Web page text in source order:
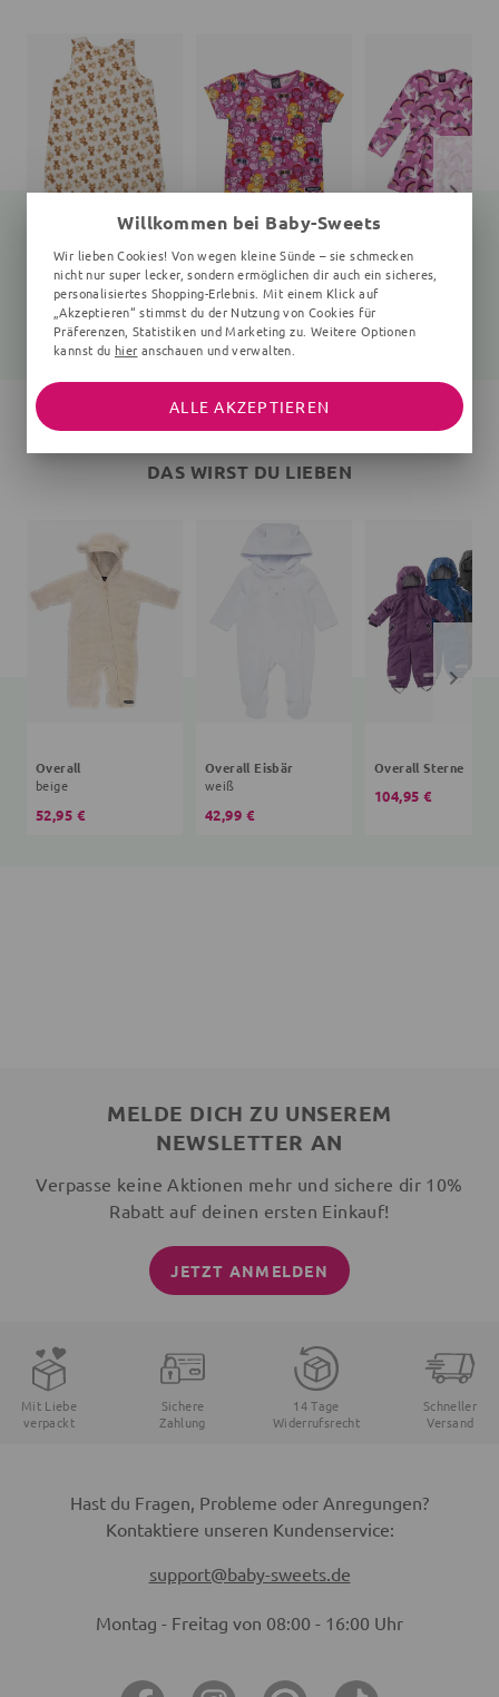
Schlafsack Bär Teddy
creme
33,95 €
T-Shirt
Affen
26,95 €
Vögel, rosa
44,95 €
DAS WIRST DU LIEBEN
Overall
beige
52,95 €
Overall Eisbär
weiß
42,99 €
Overall Sterne
104,95 €
MELDE DICH ZU UNSEREM
NEWSLETTER AN
Verpasse keine Aktionen mehr und sichere dir 10%
Rabatt auf deinen ersten Einkauf!
JETZT ANMELDEN
Mit Liebe
verpackt
Sichere
Zahlung
14 Tage
Widerrufsrecht
Schneller
Versand
Hast du Fragen, Probleme oder Anregungen?
Kontaktiere unseren Kundenservice:
support@baby-sweets.de
Montag - Freitag von 08:00 - 16:00 Uhr
Willkommen bei Baby-Sweets
Wir lieben Cookies! Von wegen kleine Sünde – sie schmecken
nicht nur super lecker, sondern ermöglichen dir auch ein sicheres,
personalisiertes Shopping-Erlebnis. Mit einem Klick auf
„Akzeptieren“ stimmst du der Nutzung von Cookies für
Präferenzen, Statistiken und Marketing zu. Weitere Optionen
kannst du hier anschauen und verwalten.
ALLE AKZEPTIEREN